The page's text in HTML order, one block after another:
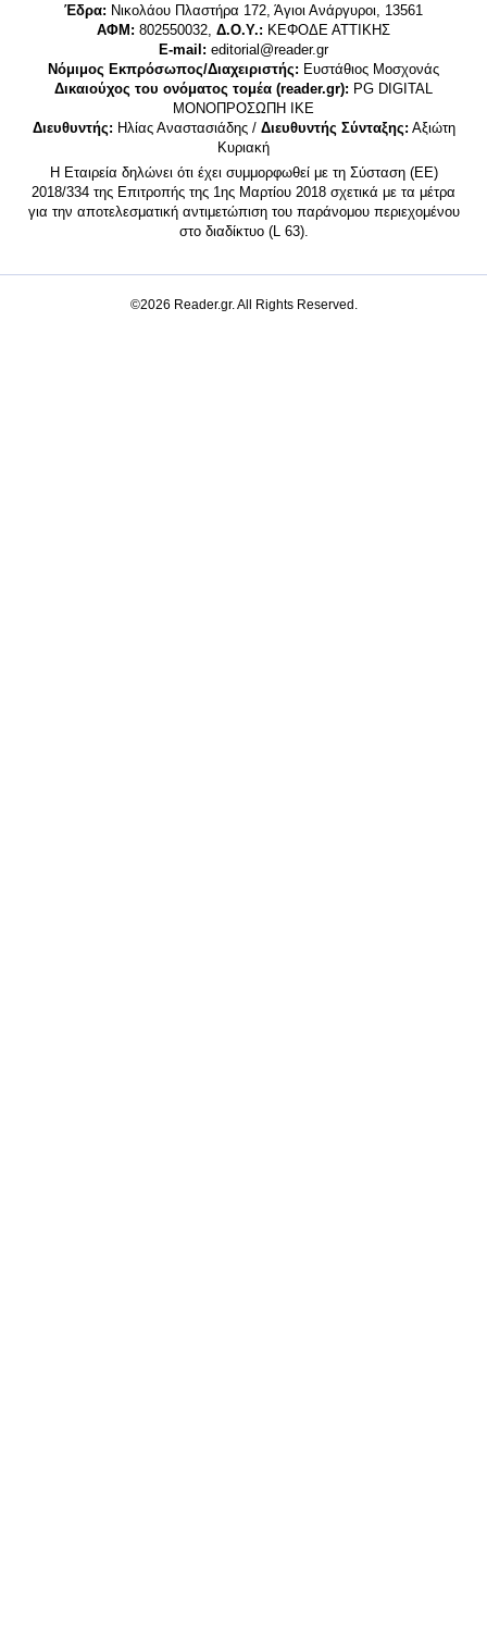
Έδρα: Νικολάου Πλαστήρα 172, Άγιοι Ανάργυροι, 13561
ΑΦΜ: 802550032, Δ.Ο.Υ.: ΚΕΦΟΔΕ ΑΤΤΙΚΗΣ
E-mail: editorial@reader.gr
Νόμιμος Εκπρόσωπος/Διαχειριστής: Ευστάθιος Μοσχονάς
Δικαιούχος του ονόματος τομέα (reader.gr): PG DIGITAL
MONΟΠΡΟΣΩΠΗ ΙΚΕ
Διευθυντής: Ηλίας Αναστασιάδης / Διευθυντής Σύνταξης: Αξιώτη
Κυριακή
Η Εταιρεία δηλώνει ότι έχει συμμορφωθεί με τη Σύσταση (ΕΕ)
2018/334 της Επιτροπής της 1ης Μαρτίου 2018 σχετικά με τα μέτρα
για την αποτελεσματική αντιμετώπιση του παράνομου περιεχομένου
στο διαδίκτυο (L 63).
©2026 Reader.gr. All Rights Reserved.